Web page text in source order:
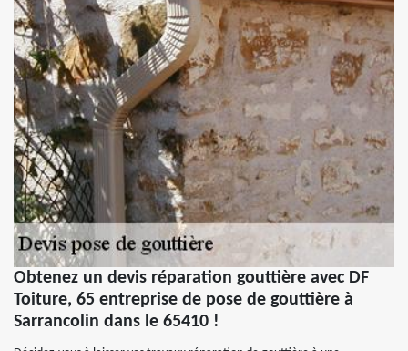
Obtenez un devis réparation gouttière avec DF
Toiture, 65 entreprise de pose de gouttière à
Sarrancolin dans le 65410 !